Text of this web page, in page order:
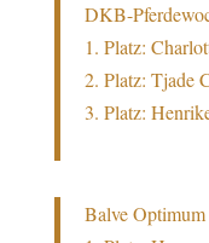
DKB-
1. Platz:
2. Platz: Tjade
3. Platz:
Balve Optimum